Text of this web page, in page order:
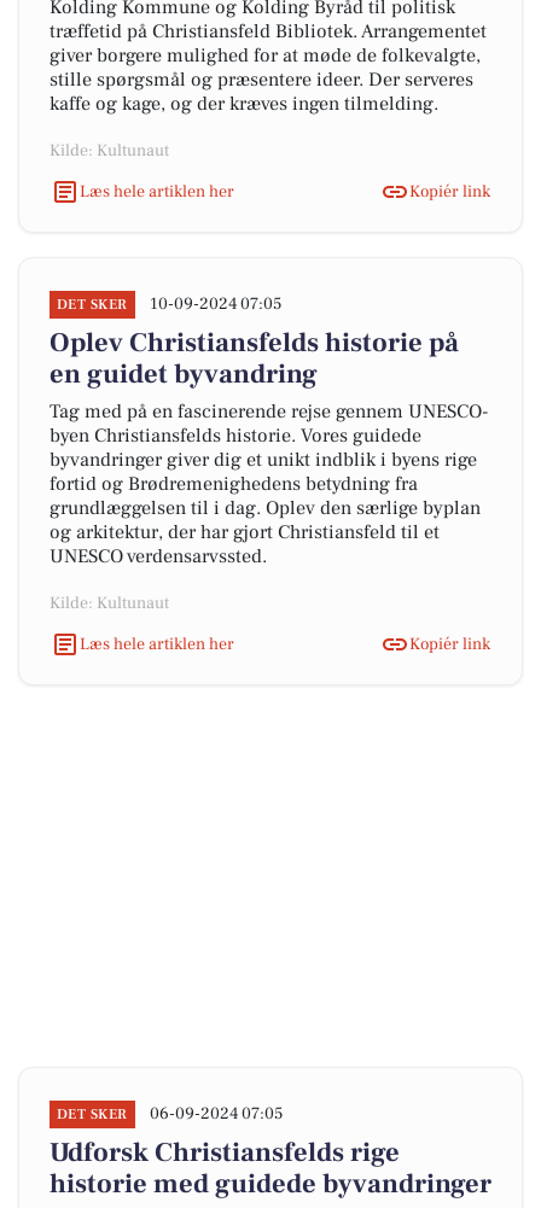
Kolding Kommune og Kolding Byråd til politisk
træffetid på Christiansfeld Bibliotek. Arrangementet
giver borgere mulighed for at møde de folkevalgte,
stille spørgsmål og præsentere ideer. Der serveres
kaffe og kage, og der kræves ingen tilmelding.
Kilde: Kultunaut
Læs hele artiklen her
Kopiér link
DET SKER 10-09-2024 07:05
Oplev Christiansfelds historie på
en guidet byvandring
Tag med på en fascinerende rejse gennem UNESCO-
byen Christiansfelds historie. Vores guidede
byvandringer giver dig et unikt indblik i byens rige
fortid og Brødremenighedens betydning fra
grundlæggelsen til i dag. Oplev den særlige byplan
og arkitektur, der har gjort Christiansfeld til et
UNESCO verdensarvssted.
Kilde: Kultunaut
Læs hele artiklen her
Kopiér link
DET SKER 06-09-2024 07:05
Udforsk Christiansfelds rige
historie med guidede byvandringer